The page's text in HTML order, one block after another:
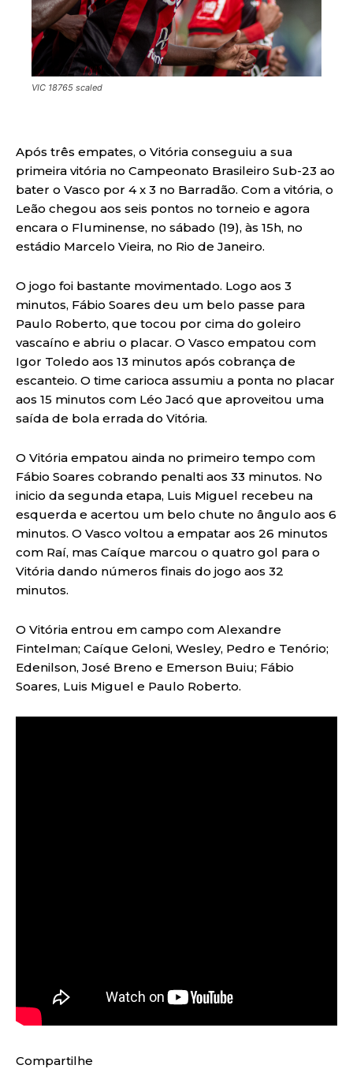
VIC 18765 scaled
Após três empates, o Vitória conseguiu a sua
primeira vitória no Campeonato Brasileiro Sub-23 ao
bater o Vasco por 4 x 3 no Barradão. Com a vitória, o
Leão chegou aos seis pontos no torneio e agora
encara o Fluminense, no sábado (19), às 15h, no
estádio Marcelo Vieira, no Rio de Janeiro.
O jogo foi bastante movimentado. Logo aos 3
minutos, Fábio Soares deu um belo passe para
Paulo Roberto, que tocou por cima do goleiro
vascaíno e abriu o placar. O Vasco empatou com
Igor Toledo aos 13 minutos após cobrança de
escanteio. O time carioca assumiu a ponta no placar
aos 15 minutos com Léo Jacó que aproveitou uma
saída de bola errada do Vitória.
O Vitória empatou ainda no primeiro tempo com
Fábio Soares cobrando penalti aos 33 minutos. No
inicio da segunda etapa, Luis Miguel recebeu na
esquerda e acertou um belo chute no ângulo aos 6
minutos. O Vasco voltou a empatar aos 26 minutos
com Raí, mas Caíque marcou o quatro gol para o
Vitória dando números finais do jogo aos 32
minutos.
O Vitória entrou em campo com Alexandre
Fintelman; Caíque Geloni, Wesley, Pedro e Tenório;
Edenilson, José Breno e Emerson Buiu; Fábio
Soares, Luis Miguel e Paulo Roberto.
Compartilhe